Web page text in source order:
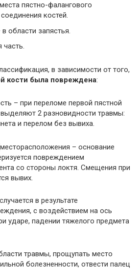
пястно-фалангового
костей.
области запястья.
часть.
в зависимости от того,
кости была повреждена:
– при переломе первой пястной
2 разновидности травмы:
и перелом без вывиха.
– основание
повреждением
со стороны локтя. Смещения при
вывих.
в результате
с воздействием на ось
ударе, падении тяжелого предмета
травмы, прощупать место
болезненности, отвести палец